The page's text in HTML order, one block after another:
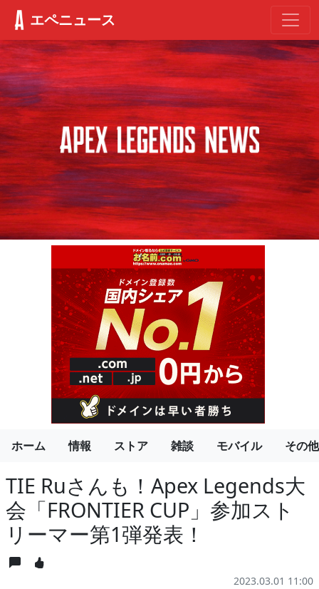
エペニュース
ホーム 情報 ストア 雑談 モバイル その他
TIE Ruさんも！Apex Legends大
会「FRONTIER CUP」参加スト
リーマー第1弾発表！
2023.03.01 11:00